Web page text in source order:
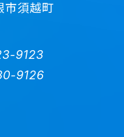
須越町
9123
9126